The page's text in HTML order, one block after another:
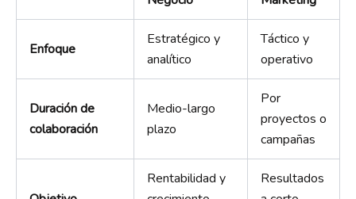
Enfoque
Estratégico y
analítico
Táctico y
operativo
Duración de
colaboración
Medio-largo
plazo
Por
proyectos o
campañas
Rentabilidad y
Resultados